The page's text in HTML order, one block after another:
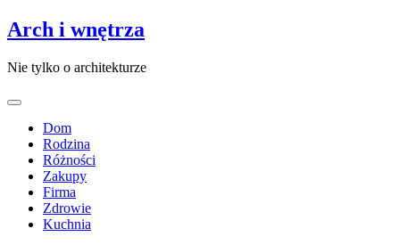
Arch i wnętrza
Nie tylko o architekturze
Dom
Rodzina
Różności
Zakupy
Firma
Zdrowie
Kuchnia